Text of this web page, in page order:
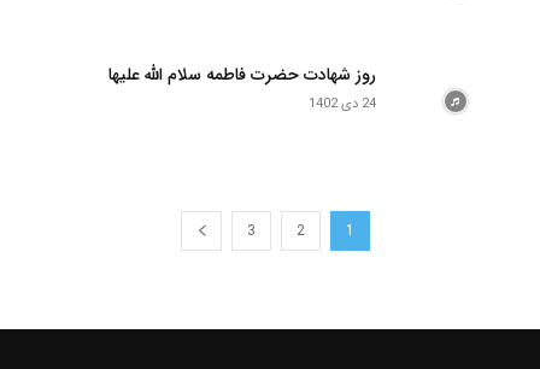
روز شهادت حضرت فاطمه سلام الله علیها
24 دی 1402
1
2
3